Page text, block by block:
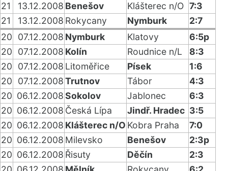
21
13.12.2008 Benešov Klášterec n/O 7:3
21
13.12.2008 Rokycany Nymburk
2:7
20
07.12.2008 Nymburk Klatovy
6:5p
20
07.12.2008 Kolín Roudnice n/L
8:3
20
07.12.2008 Litoměřice Písek
1:6
20
07.12.2008Trutnov Tábor
4:3
20 06.12.2008Sokolov Jablonec
6:3
20 06.12.2008 Česká Lípa Jindř. Hradec 3:5
20 06.12.2008 Klášterec n/O Kobra Praha
7:0
20 06.12.2008 Milevsko Benešov
2:3p
20 06.12.2008 Řisuty Děčín
2:3